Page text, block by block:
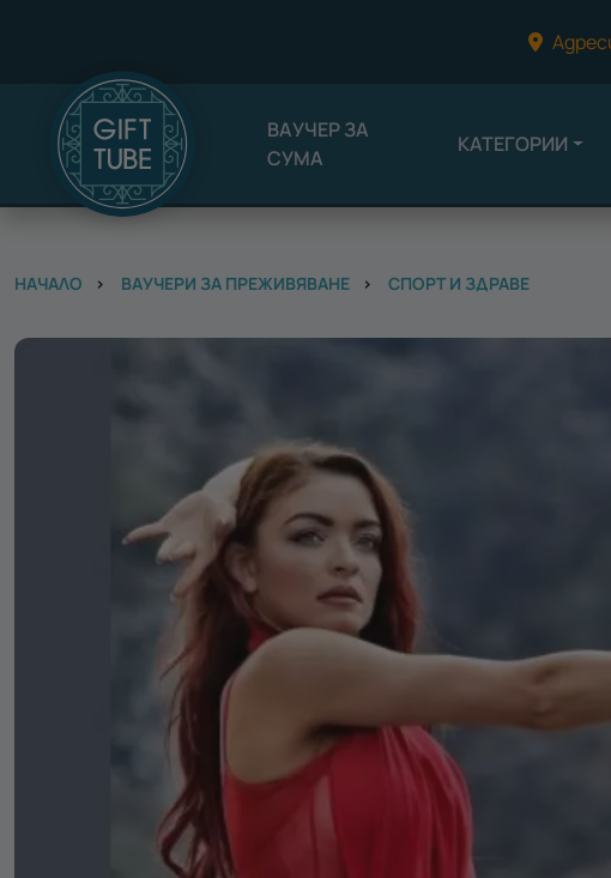
ВАУЧЕР ЗА
СУМА
КАТЕГОРИИ
НАЧАЛО ВАУЧЕРИ ЗА ПРЕЖИВЯВАНЕ СПОРТ И ЗДРАВЕ